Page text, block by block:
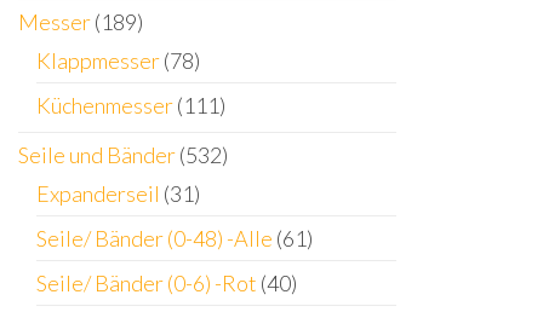
Messer(189)
Klappmesser(78)
Küchenmesser(111)
Seile und Bänder(532)
Expanderseil (31)
Seile/ Bänder (0-48) -Alle (61)
Seile/ Bänder (0-6) -Rot (40)